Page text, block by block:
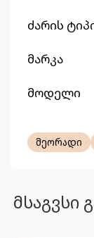
ძარის
მარკა
მოდელი
მეორადი
მსაგვსი